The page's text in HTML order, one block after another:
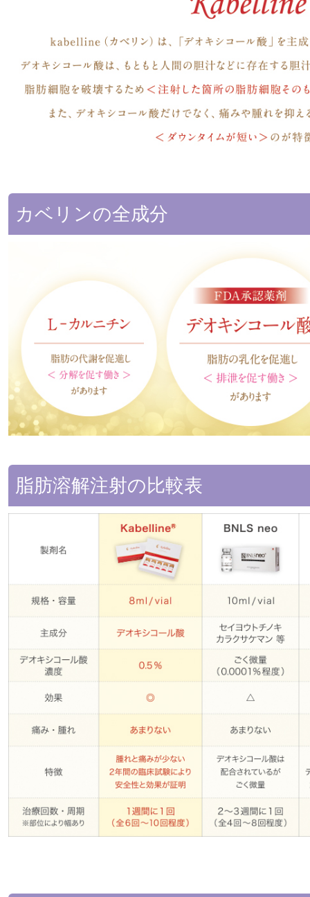
カベリンの全成分
脂肪溶解注射の比較表